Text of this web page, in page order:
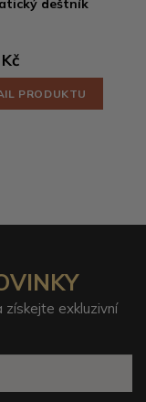
PRODUKTU
exkluzivní